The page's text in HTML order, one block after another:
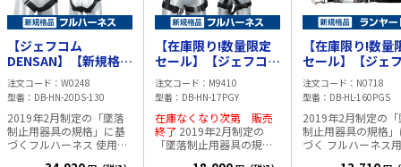
【ジェフコム
DENSAN】【新規格
品】フルハーネス ハ
イグレードモデル 使
用可能質量130kg
注文コード
W0248
型番
DB-HN-20DS-130
2019年2月制定の「墜落
制止用器具の規格」に基
づくフルハーネス 使用可
【在庫限り!数量限定
セール】【ジェフコム
DENSAN】【新規格
品】フルハーネス Y字
背中ベルトタイプ 使
用可能質量100kg
注文コード
M9410
型番
DB-HN-17PGY
在庫なくなり次第 販売
終了 2019年2月制定の
「墜落制止用器具の規
【在庫限り!数量
セール】【ジェ
DENSAN】【新
品】フルハーネ
ンヤード シング
1,100～
縮
注文コード
N0718
型番
DB-HL-160PGS
2019年2月制定の「
制止用器具の規格
づく フルハーネス